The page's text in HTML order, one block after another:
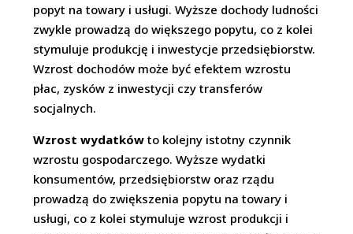
popyt na towary i usługi. Wyższe dochody ludności
zwykle prowadzą do większego popytu, co z kolei
stymuluje produkcję i inwestycje przedsiębiorstw.
Wzrost dochodów może być efektem wzrostu
płac, zysków z inwestycji czy transferów
socjalnych.
Wzrost wydatków to kolejny istotny czynnik
wzrostu gospodarczego. Wyższe wydatki
konsumentów, przedsiębiorstw oraz rządu
prowadzą do zwiększenia popytu na towary i
usługi, co z kolei stymuluje wzrost produkcji i